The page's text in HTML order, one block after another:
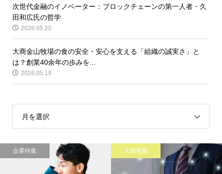
次世代金融のイノベーター：ブロックチェーンの第一人者・久
田和広氏の哲学
2026.05.20
大商金山牧場の食の安全・安心を支える「組織の誠実さ」と
は？創業40余年の歩みを...
2026.05.19
月を選択
企業特集 人物発掘